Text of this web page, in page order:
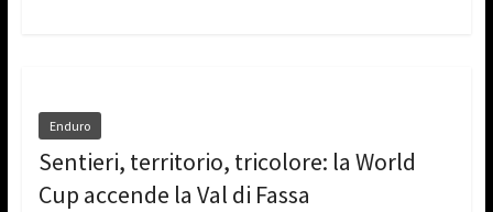
Enduro
Sentieri, territorio, tricolore: la World
Cup accende la Val di Fassa